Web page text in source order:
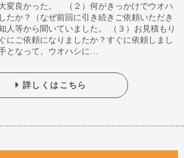
変良かった。 （２）何がきっかけでウオハ
たか？（なぜ前回に引き続きご依頼いただき
人等から聞いていました。 （３）お見積もり
にご依頼になりましたか？すぐに依頼しまし
となって、ウオハシに…
詳しくはこちら